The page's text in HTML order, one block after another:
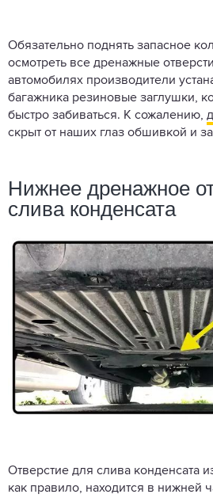
Обязательно поднять запасное
осмотреть все дренажные
автомобилях производители
багажника резиновые заглушки,
быстро забиваться. К сожалению,
скрыт от наших глаз обшивкой и
Нижнее дренажное
слива конденсата
Отверстие для слива конденсата
как правило, находится в нижней